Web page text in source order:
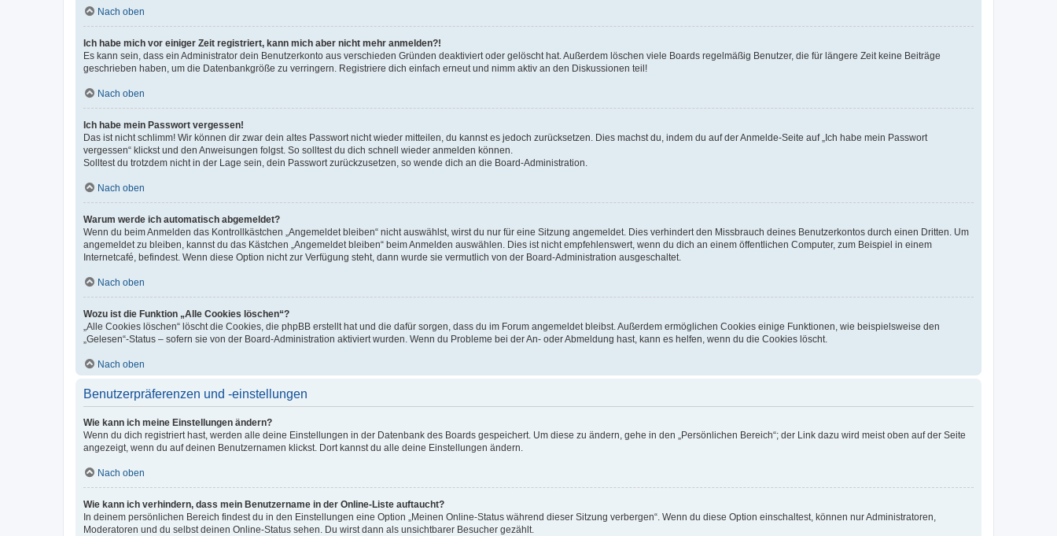
Nach oben
Ich habe mich vor einiger Zeit registriert, kann mich aber nicht mehr anmelden?!
Es kann sein, dass ein Administrator dein Benutzerkonto aus verschieden Gründen deaktiviert oder gelöscht hat. Außerdem löschen viele Boards regelmäßig Benutzer, die für längere Zeit keine Beiträge
geschrieben haben, um die Datenbankgröße zu verringern. Registriere dich einfach erneut und nimm aktiv an den Diskussionen teil!
Nach oben
Ich habe mein Passwort vergessen!
Das ist nicht schlimm! Wir können dir zwar dein altes Passwort nicht wieder mitteilen, du kannst es jedoch zurücksetzen. Dies machst du, indem du auf der Anmelde-Seite auf „Ich habe mein Passwort
vergessen“ klickst und den Anweisungen folgst. So solltest du dich schnell wieder anmelden können.
Solltest du trotzdem nicht in der Lage sein, dein Passwort zurückzusetzen, so wende dich an die Board-Administration.
Nach oben
Warum werde ich automatisch abgemeldet?
Wenn du beim Anmelden das Kontrollkästchen „Angemeldet bleiben“ nicht auswählst, wirst du nur für eine Sitzung angemeldet. Dies verhindert den Missbrauch deines Benutzerkontos durch einen Dritten. Um
angemeldet zu bleiben, kannst du das Kästchen „Angemeldet bleiben“ beim Anmelden auswählen. Dies ist nicht empfehlenswert, wenn du dich an einem öffentlichen Computer, zum Beispiel in einem
Internetcafé, befindest. Wenn diese Option nicht zur Verfügung steht, dann wurde sie vermutlich von der Board-Administration ausgeschaltet.
Nach oben
Wozu ist die Funktion „Alle Cookies löschen“?
„Alle Cookies löschen“ löscht die Cookies, die phpBB erstellt hat und die dafür sorgen, dass du im Forum angemeldet bleibst. Außerdem ermöglichen Cookies einige Funktionen, wie beispielsweise den
„Gelesen“-Status – sofern sie von der Board-Administration aktiviert wurden. Wenn du Probleme bei der An- oder Abmeldung hast, kann es helfen, wenn du die Cookies löscht.
Nach oben
Benutzerpräferenzen und -einstellungen
Wie kann ich meine Einstellungen ändern?
Wenn du dich registriert hast, werden alle deine Einstellungen in der Datenbank des Boards gespeichert. Um diese zu ändern, gehe in den „Persönlichen Bereich“; der Link dazu wird meist oben auf der Seite
angezeigt, wenn du auf deinen Benutzernamen klickst. Dort kannst du alle deine Einstellungen ändern.
Nach oben
Wie kann ich verhindern, dass mein Benutzername in der Online-Liste auftaucht?
In deinem persönlichen Bereich findest du in den Einstellungen eine Option „Meinen Online-Status während dieser Sitzung verbergen“. Wenn du diese Option einschaltest, können nur Administratoren,
Moderatoren und du selbst deinen Online-Status sehen. Du wirst dann als unsichtbarer Besucher gezählt.